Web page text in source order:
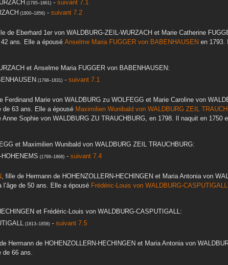
(1795–1861)- suivant 7.1
(1800–1856)- suivant 7.2
de Eberhard 1er von WALDBURG-ZEIL-WURZACH et Marie Catherine
42 ans. Elle a épousé Anselme MariaFUGGER von BABENHAUSEN en 1793.
et Anselme MariaFUGGER von BABENHAUSEN:
(1798–1831)- suivant 7.1
Ferdinand Marie von WALDBURG zu WOLFEGG et Marie Caroline von
de 63 ans. Elle a épousé Maximilien Wunibald von WALDBURG ZEIL
Anne Sophie von WALDBURG ZU TRAUCHBURG, en 1798. Il naquit en 1750
et Maximilien Wunibald von WALDBURG ZEIL TRAUCHBURG:
(1799–1868)- suivant 7.4
, fille de Hermann de HOHENZOLLERN-HECHINGEN et Maria Antoniavon
l’âge de 50 ans. Elle a épousé Frédéric-Louis von WALDBURG-CASPUTIGALL
et Frédéric-Louis von WALDBURG-CASPUTIGALL:
(1813–1858)- suivant 7.5
Hermann de HOHENZOLLERN-HECHINGEN et Maria Antoniavon
de 66 ans.